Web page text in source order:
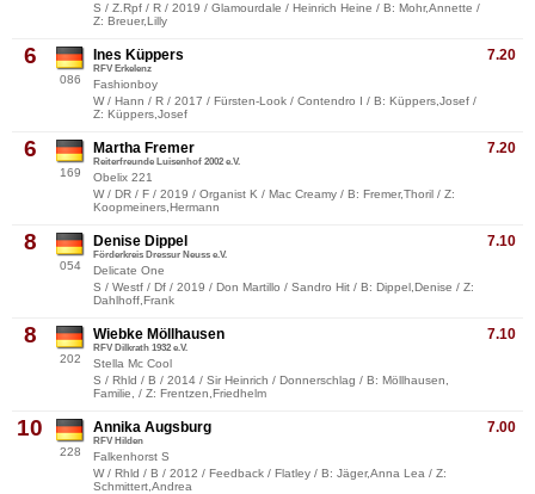
S / Z.Rpf / R / 2019 / Glamourdale / Heinrich Heine / B: Mohr,Annette /
Z: Breuer,Lilly
6
086
7.20
Ines Küppers
RFV Erkelenz
Fashionboy
W / Hann / R / 2017 / Fürsten-Look / Contendro I / B: Küppers,Josef /
Z: Küppers,Josef
6
169
7.20
Martha Fremer
Reiterfreunde Luisenhof 2002 e.V.
Obelix 221
W / DR / F / 2019 / Organist K / Mac Creamy / B: Fremer,Thoril / Z:
Koopmeiners,Hermann
8
054
7.10
Denise Dippel
Förderkreis Dressur Neuss e.V.
Delicate One
S / Westf / Df / 2019 / Don Martillo / Sandro Hit / B: Dippel,Denise / Z:
Dahlhoff,Frank
8
202
7.10
Wiebke Möllhausen
RFV Dilkrath 1932 e.V.
Stella Mc Cool
S / Rhld / B / 2014 / Sir Heinrich / Donnerschlag / B: Möllhausen,
Familie, / Z: Frentzen,Friedhelm
10
228
7.00
Annika Augsburg
RFV Hilden
Falkenhorst S
W / Rhld / B / 2012 / Feedback / Flatley / B: Jäger,Anna Lea / Z:
Schmittert,Andrea